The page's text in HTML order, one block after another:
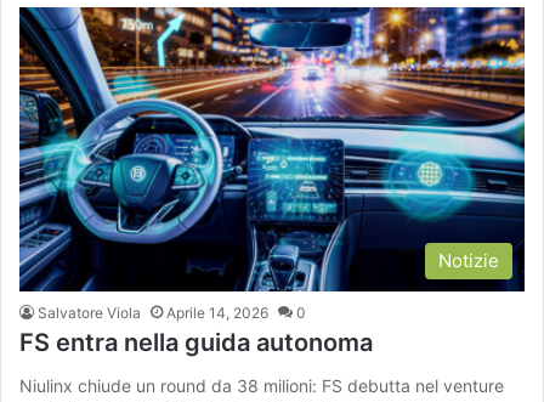
Notizie
Salvatore Viola Aprile 14, 2026 0
FS entra nella guida autonoma
Niulinx chiude un round da 38 milioni: FS debutta nel venture